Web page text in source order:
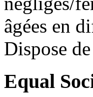
âgées en
Dispose
Equal